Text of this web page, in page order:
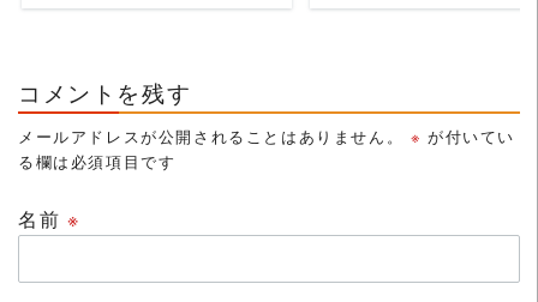
コメントを残す
メールアドレスが公開されることはありません。 ※ が付いてい
る欄は必須項目です
名前 ※